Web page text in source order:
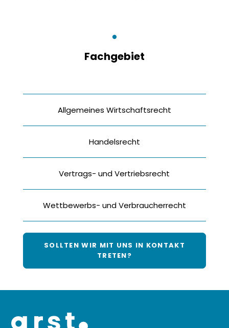
Fachgebiet
Allgemeines Wirtschaftsrecht
Handelsrecht
Vertrags- und Vertriebsrecht
Wettbewerbs- und Verbraucherrecht
SOLLTEN WIR MIT UNS IN KONTAKT
TRETEN?